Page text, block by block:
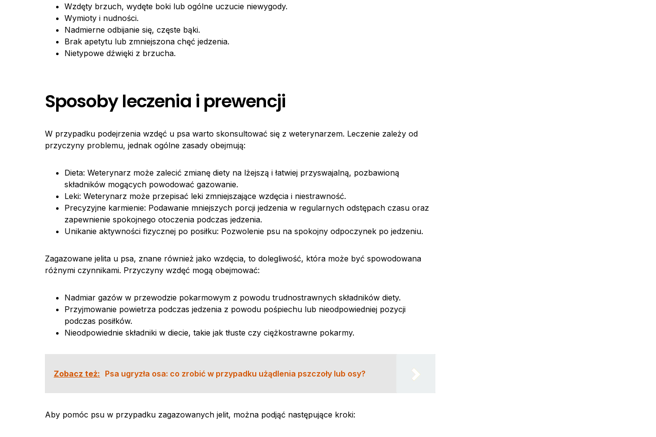
Wzdęty brzuch, wydęte boki lub ogólne uczucie niewygody.
Wymioty i nudności.
Nadmierne odbijanie się, częste bąki.
Brak apetytu lub zmniejszona chęć jedzenia.
Nietypowe dźwięki z brzucha.
Sposoby leczenia i prewencji
W przypadku podejrzenia wzdęć u psa warto skonsultować się z weterynarzem. Leczenie zależy od
przyczyny problemu, jednak ogólne zasady obejmują:
Dieta: Weterynarz może zalecić zmianę diety na lżejszą i łatwiej przyswajalną, pozbawioną
składników mogących powodować gazowanie.
Leki: Weterynarz może przepisać leki zmniejszające wzdęcia i niestrawność.
Precyzyjne karmienie: Podawanie mniejszych porcji jedzenia w regularnych odstępach czasu oraz
zapewnienie spokojnego otoczenia podczas jedzenia.
Unikanie aktywności fizycznej po posiłku: Pozwolenie psu na spokojny odpoczynek po jedzeniu.
Zagazowane jelita u psa, znane również jako wzdęcia, to dolegliwość, która może być spowodowana
różnymi czynnikami. Przyczyny wzdęć mogą obejmować:
Nadmiar gazów w przewodzie pokarmowym z powodu trudnostrawnych składników diety.
Przyjmowanie powietrza podczas jedzenia z powodu pośpiechu lub nieodpowiedniej pozycji
podczas posiłków.
Nieodpowiednie składniki w diecie, takie jak tłuste czy ciężkostrawne pokarmy.
Zobacz też: Psa ugryzła osa: co zrobić w przypadku użądlenia pszczoły lub osy?
Aby pomóc psu w przypadku zagazowanych jelit, można podjąć następujące kroki: